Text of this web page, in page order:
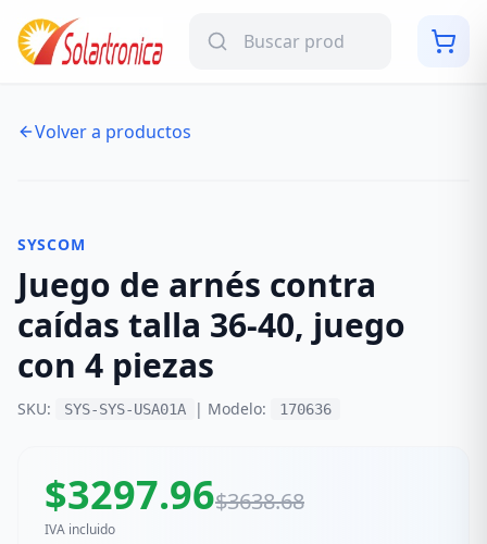
Volver a productos
SYSCOM
Juego de arnés contra
caídas talla 36-40, juego
con 4 piezas
SKU: SYS-SYS-USA01A | Modelo: 170636
$3297.96$3638.68
IVA incluido